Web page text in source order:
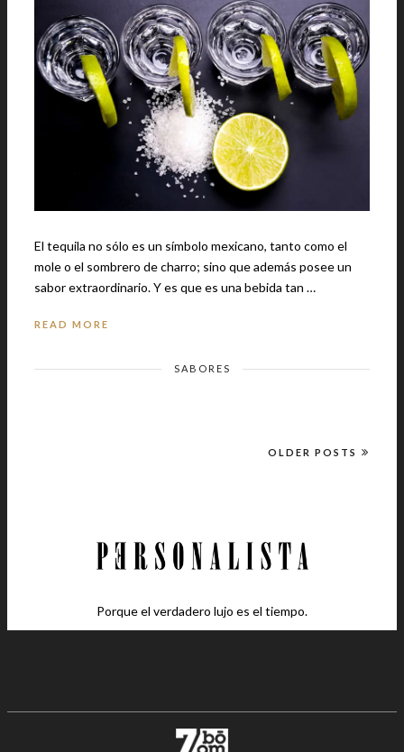
El tequila no sólo es un símbolo mexicano, tanto como el
mole o el sombrero de charro; sino que además posee un
sabor extraordinario. Y es que es una bebida tan …
READ MORE
SABORES
OLDER POSTS
Porque el verdadero lujo es el tiempo.